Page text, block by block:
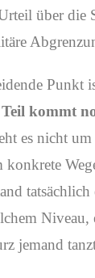
über die
Punkt
kommt
es nicht um
konkrete
Niveau,
jemand